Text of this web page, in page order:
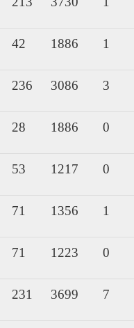
42 1886 1
236 3086 3
28 1886 0
53 1217 0
71 1356 1
71 1223 0
231 3699 7